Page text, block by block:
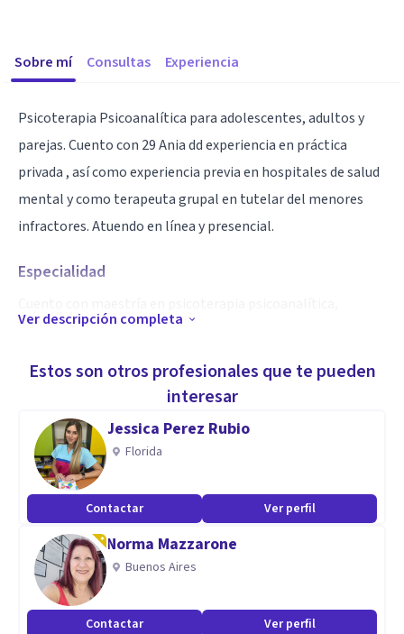
Sobre mí Consultas Experiencia
Psicoterapia Psicoanalítica para adolescentes, adultos y
parejas. Cuento con 29 Ania dd experiencia en práctica
privada , así como experiencia previa en hospitales de salud
mental y como terapeuta grupal en tutelar del menores
infractores. Atuendo en línea y presencial.
Especialidad
especialidad en psicoanálisis contemporáneo . Vasta
trastornó límite y técnicas cognitivo/conductuales .
Aptitudes
Trastornos del estado de ánimo como depresión,
trastornos dd la personalidad, ansiedad, adicciones ,
dependencia , baja autoestima, intervenciones en crisis ,
duelos , separación.
Ver descripción completa
Estos son otros profesionales que te pueden
interesar
Jessica Perez Rubio
Florida
Contactar Ver perfil
Norma Mazzarone
Buenos Aires
Contactar Ver perfil